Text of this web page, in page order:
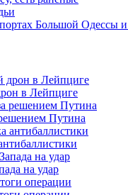
портах Большой Одессы
в Лейпциге
Путина
на удар